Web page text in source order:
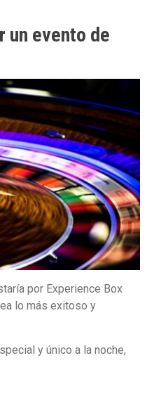
un evento de
por Experience Box
lo más exitoso y
y único a la noche,